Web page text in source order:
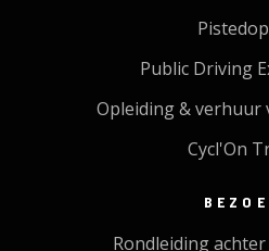
Public Driving
Opleiding & verhuur
Cycl'On
Rondleiding